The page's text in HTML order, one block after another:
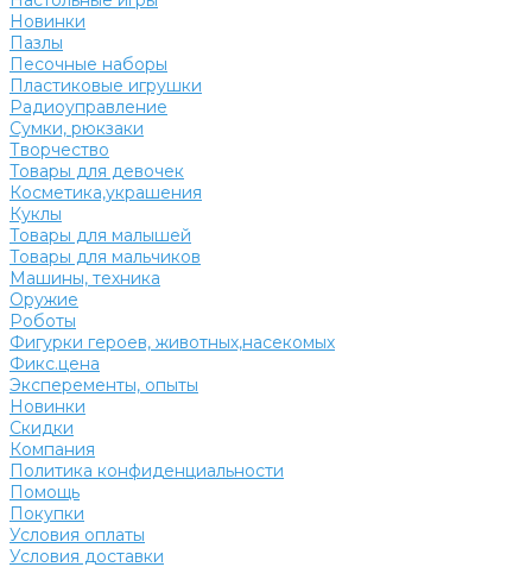
Новинки
Пазлы
Песочные наборы
Пластиковые игрушки
Радиоуправление
Сумки, рюкзаки
Творчество
Товары для девочек
Косметика,украшения
Куклы
Товары для малышей
Товары для мальчиков
Машины, техника
Оружие
Роботы
Фигурки героев, животных,насекомых
Фикс.цена
Эксперементы, опыты
Новинки
Скидки
Компания
Политика конфиденциальности
Помощь
Покупки
Условия оплаты
Условия доставки